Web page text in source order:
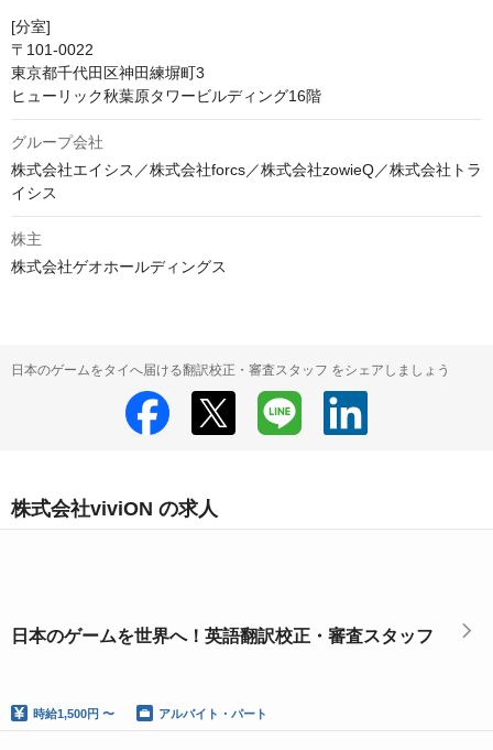
[分室]
〒101-0022
東京都千代田区神田練塀町3
ヒューリック秋葉原タワービルディング16階
グループ会社
株式会社エイシス／株式会社forcs／株式会社zowieQ／株式会社トラ
イシス
株主
株式会社ゲオホールディングス
日本のゲームをタイへ届ける翻訳校正・審査スタッフ をシェアしましょう
株式会社viviON の求人
日本のゲームを世界へ！英語翻訳校正・審査スタッフ
時給1,500円 〜 アルバイト・パート